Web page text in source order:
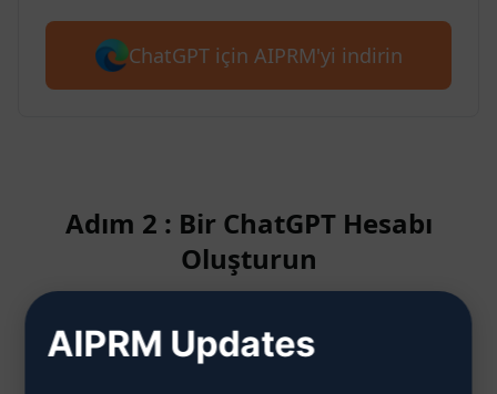
ChatGPT için AIPRM'yi indirin
Adım 2 : Bir ChatGPT Hesabı
Oluşturun
ChatGPT hesabının nasıl
AIPRM Updates